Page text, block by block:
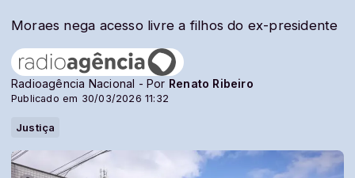
Moraes nega acesso livre a filhos do ex-presidente
Radioagência Nacional - Por Renato Ribeiro
Publicado em 30/03/2026 11:32
Justiça